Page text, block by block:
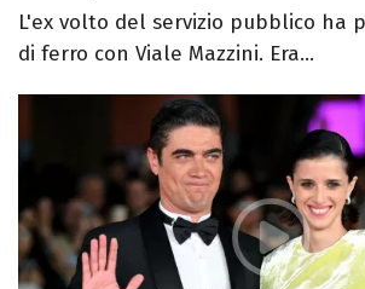
L'ex volto del servizio pubblico ha
di ferro con Viale Mazzini. Era...